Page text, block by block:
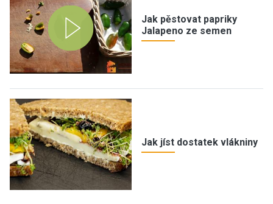
Jak pěstovat papriky
Jalapeno ze semen
Jak jíst dostatek vlákniny